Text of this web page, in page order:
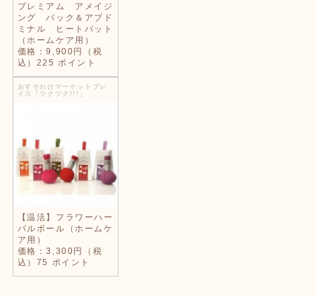
プレミアム アメイジ
ング バック＆アブド
ミナル ヒートパット
（ホームケア用）
価格：9,900円（税
込）225 ポイント
おすそわけマーケットプレ
イス「ツクツク!!!」
【温活】フラワーハー
バルボール（ホームケ
ア用）
価格：3,300円（税
込）75 ポイント